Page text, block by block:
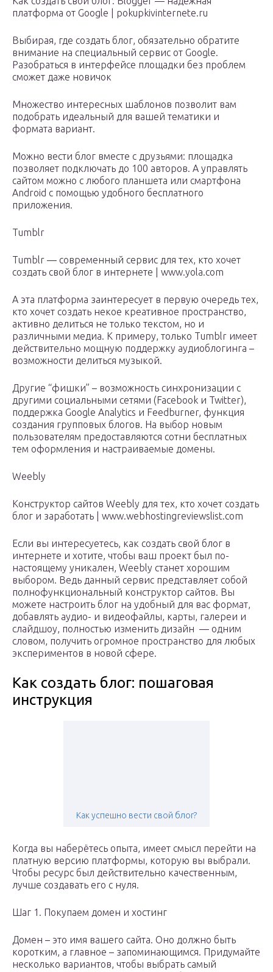
платформа от Google | pokupkivinternete.ru
Выбирая, где создать блог, обязательно обратите
внимание на специальный сервис от Google.
Разобраться в интерфейсе площадки без проблем
сможет даже новичок
Множество интересных шаблонов позволит вам
подобрать идеальный для вашей тематики и
формата вариант.
Можно вести блог вместе с друзьями: площадка
позволяет подключать до 100 авторов. А управлять
сайтом можно с любого планшета или смартфона
Android с помощью удобного бесплатного
приложения.
Tumblr
Tumblr — современный сервис для тех, кто хочет
создать свой блог в интернете | www.yola.com
А эта платформа заинтересует в первую очередь тех,
кто хочет создать некое креативное пространство,
активно делиться не только текстом, но и
различными медиа. К примеру, только Tumblr имеет
действительно мощную поддержку аудиоблогинга –
возможности делиться музыкой.
Другие “фишки” – возможность синхронизации с
другими социальными сетями (Facebook и Twitter),
поддержка Google Analytics и Feedburner, функция
создания групповых блогов. На выбор новым
пользователям предоставляются сотни бесплатных
тем оформления и настраиваемые домены.
Weebly
Конструктор сайтов Weebly для тех, кто хочет создать
блог и заработать | www.webhostingreviewslist.com
Если вы интересуетесь, как создать свой блог в
интернете и хотите, чтобы ваш проект был по-
настоящему уникален, Weebly станет хорошим
выбором. Ведь данный сервис представляет собой
полнофункциональный конструктор сайтов. Вы
можете настроить блог на удобный для вас формат,
добавлять аудио- и видеофайлы, карты, галереи и
слайдшоу, полностью изменить дизайн — одним
словом, получить огромное пространство для любых
экспериментов в новой сфере.
Как создать блог: пошаговая
инструкция
Как успешно вести свой блог?
Когда вы наберётесь опыта, имеет смысл перейти на
платную версию платформы, которую вы выбрали.
Чтобы ресурс был действительно качественным,
лучше создавать его с нуля.
Шаг 1. Покупаем домен и хостинг
Домен – это имя вашего сайта. Оно должно быть
коротким, а главное – запоминающимся. Придумайте
несколько вариантов, чтобы выбрать самый